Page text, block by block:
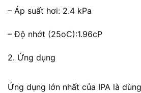
– Áp suất hơi: 2.4 kPa
– Độ nhớt (25oC):1.96cP
2. Ứng dụng
Ứng dụng lớn nhất của IPA là